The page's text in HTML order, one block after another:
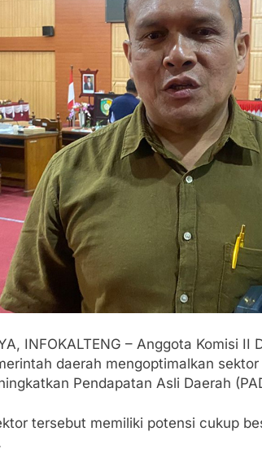
INFOKALTENG – Anggota Komisi
daerah mengoptimalkan
Pendapatan Asli Daerah
tersebut memiliki potensi cukup